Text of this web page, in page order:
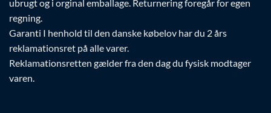
ubrugt og i orginal emballage. Returnering foregår for egen
regning.
Garanti I henhold til den danske købelov har du 2 års
reklamationsret på alle varer.
Reklamationsretten gælder fra den dag du fysisk modtager
varen.